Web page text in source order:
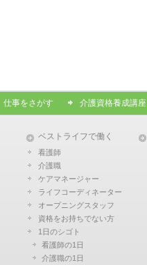
仕事をさがす 介護資格養成講座
ベストライフで働く
看護師
介護職
ケアマネージャー
ライフコーディネーター
オープニングスタッフ
資格をお持ちでない方
1日のシゴト
看護師の1日
介護職の1日